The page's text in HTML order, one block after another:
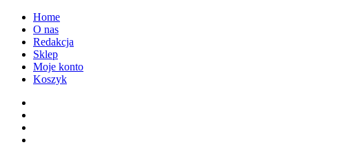
Przejdź
treści
Home
O nas
Redakcja
Sklep
Moje konto
Koszyk